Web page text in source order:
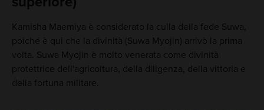
Kamisha Maemiya è considerato la culla della fede Suwa,
poiché è qui che la divinità (Suwa Myojin) arrivò la prima
volta. Suwa Myojin è molto venerata come divinità
protettrice dell'agricoltura, della diligenza, della vittoria e
della fortuna militare.